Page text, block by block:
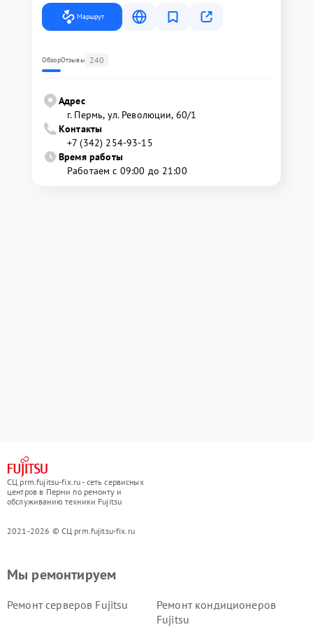
Маршрут
ОбзорОтзывы 240
Адрес
г. Пермь, ул. ​Революции, 60/1
Контакты
+7 (342) 254-93-15
Время работы
Работаем с 09:00 до 21:00
СЦ prm.fujitsu-fix.ru - сеть сервисных
центров в Перми по ремонту и
обслуживанию техники Fujitsu
2021-2026 © СЦ prm.fujitsu-fix.ru
Мы ремонтируем
Ремонт серверов Fujitsu
Ремонт кондиционеров
Fujitsu